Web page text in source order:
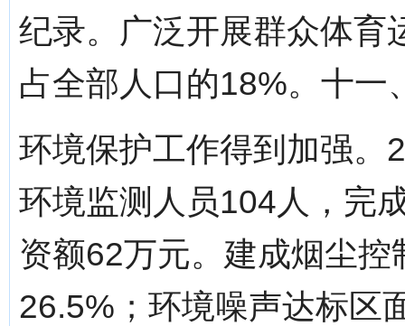
纪录。广泛开展群众体育
占全部人口的18%。十一
环境保护工作得到加强。
环境监测人员104人，完
资额62万元。建成烟尘
26.5%；环境噪声达标区